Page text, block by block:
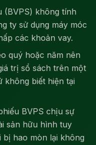
(BVPS) không tính
ty sử dụng máy móc
các khoản vay.
quý hoặc năm nên
trị sổ sách trên một
không biết hiện tại
BVPS chịu sự
sản hữu hình tuy
bị hao mòn lại không